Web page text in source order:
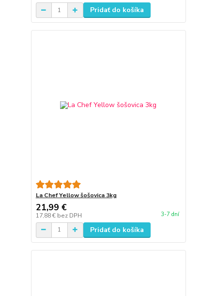
Pridať do košíka
La Chef Yellow šošovica 3kg
21,99 €
17,88 € bez DPH 3-7 dní
Pridať do košíka